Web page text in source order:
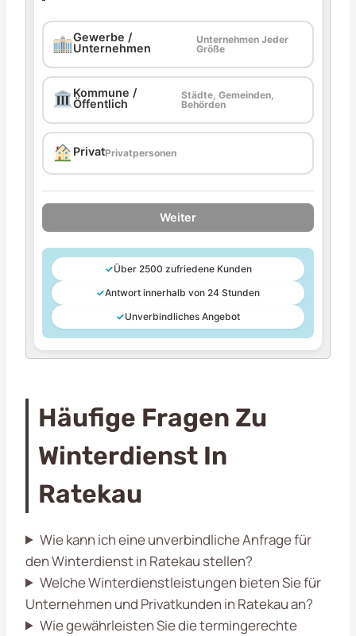
Gewerbe /
Unternehmen
Unternehmen Jeder
Größe
Kommune /
Öffentlich
Städte, Gemeinden,
Behörden
PrivatPrivatpersonen
Weiter
✓Über 2500 zufriedene Kunden
✓Antwort innerhalb von 24 Stunden
✓Unverbindliches Angebot
Häufige Fragen Zu
Winterdienst In
Ratekau
Wie kann ich eine unverbindliche Anfrage für
den Winterdienst in Ratekau stellen?
Welche Winterdienstleistungen bieten Sie für
Unternehmen und Privatkunden in Ratekau an?
Wie gewährleisten Sie die termingerechte